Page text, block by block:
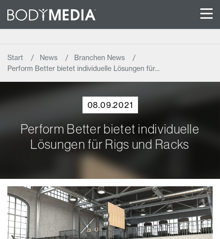
Start News
Branchen News
Perform Better bietet individuelle Lösungen für…
08.09.2021
Perform Better bietet individuelle
Lösungen für Rigs und Racks